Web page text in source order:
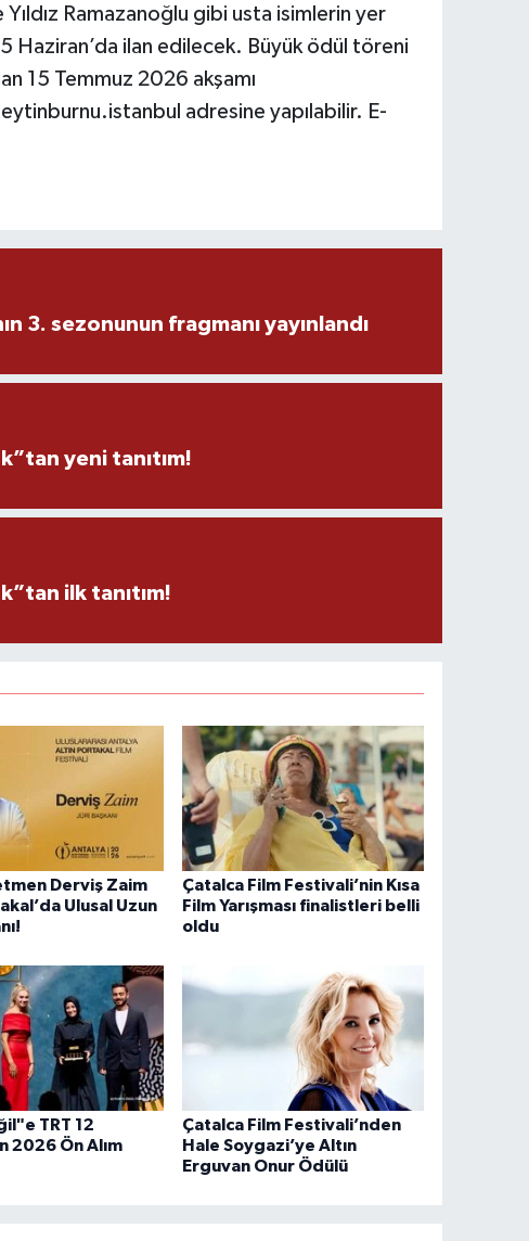
Ramazanoğlu gibi usta isimlerin yer
Haziran’da ilan edilecek. Büyük ödül töreni
15 Temmuz 2026 akşamı
adresine yapılabilir. E-
3. sezonunun fragmanı yayınlandı
yeni tanıtım!
ilk tanıtım!
Derviş Zaim
Ulusal Uzun
Çatalca Film Festivali’nin Kısa
Film Yarışması finalistleri belli
oldu
TRT 12
2026 Ön Alım
Çatalca Film Festivali’nden
Hale Soygazi’ye Altın
Erguvan Onur Ödülü